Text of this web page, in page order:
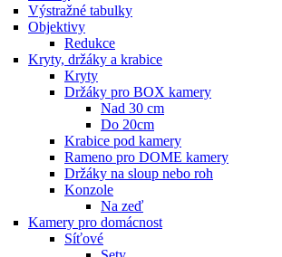
Výstražné tabulky
Objektivy
Redukce
Kryty, držáky a krabice
Kryty
Držáky pro BOX kamery
Nad 30 cm
Do 20cm
Krabice pod kamery
Rameno pro DOME kamery
Držáky na sloup nebo roh
Konzole
Na zeď
Kamery pro domácnost
Síťové